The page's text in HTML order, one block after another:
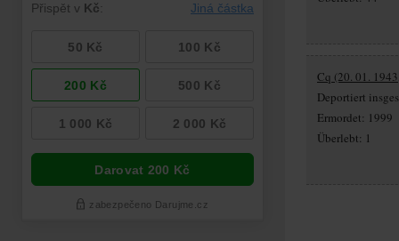
Cq (20. 01.
Deportiert
Ermordet: 1999
Überlebt: 1